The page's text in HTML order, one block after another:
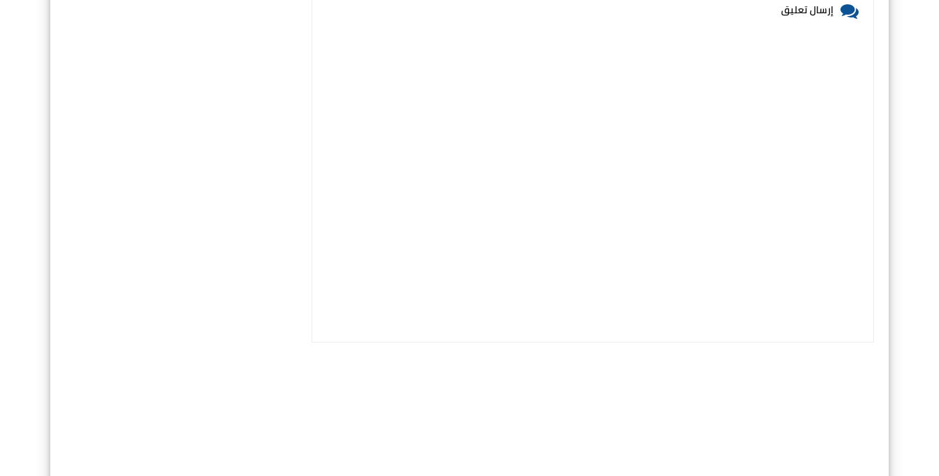
إرسال تعليق